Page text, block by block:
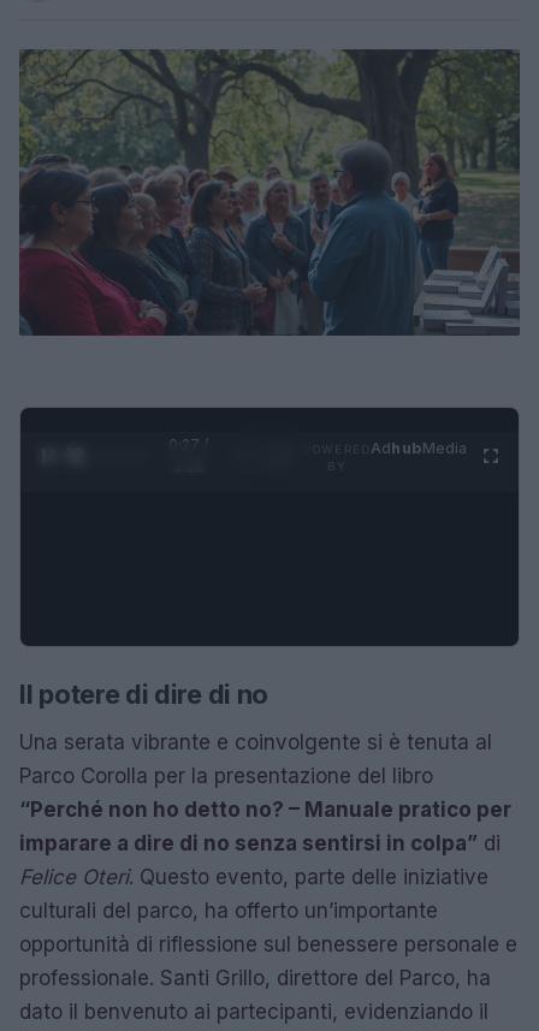
0:28 /
AdhubMedia
Il potere di dire di no
Una serata vibrante e coinvolgente si è tenuta al
Parco Corolla per la presentazione del libro
“Perché non ho detto no? – Manuale pratico per
imparare a dire di no senza sentirsi in colpa” di
Felice Oteri. Questo evento, parte delle iniziative
culturali del parco, ha offerto un’importante
opportunità di riflessione sul benessere personale e
professionale. Santi Grillo, direttore del Parco, ha
dato il benvenuto ai partecipanti, evidenziando il